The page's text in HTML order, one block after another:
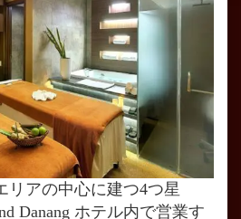
リアの中心に建つ4つ星
Danang ホテル内で営業す